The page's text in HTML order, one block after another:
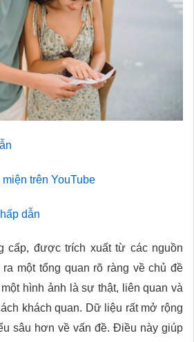
trên YouTube
dẫn
cấp, được trích xuất từ các nguồn
một tổng quan rõ ràng về chủ đề
hình ảnh là sự thật, liên quan và
khách quan. Dữ liệu rất mở rộng
sâu hơn về vấn đề. Điều này giúp